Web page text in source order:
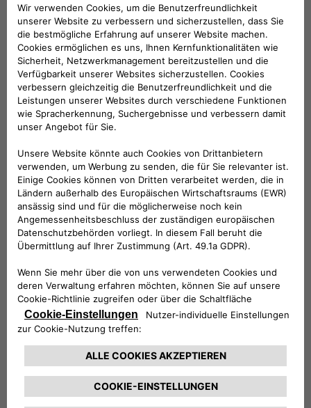
BREMSSCHEIBEN
Wenn das Pedal betätigt wird, drücken die
Bremsbeläge auf die Bremsscheibe und
beginnen das Fahrzeug zu verlangsamen. Die
Bremsscheiben müssen erheblichen
Reibungen und hohen Temperaturen
Die Bremsbeläge und Bremsscheiben sind
zwei grundlegende Komponenten des
Bremssystems. Vergessen Sie jedoch nicht die
übrigen Bestandteile, wie z. B. die
ist die einzige Möglichkeit, um sicherzustellen,
dass alles richtig funktioniert.